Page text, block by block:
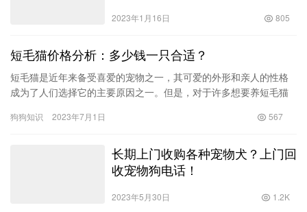
2023年1月16日 805
短毛猫价格分析：多少钱一只合适？
短毛猫是近年来备受喜爱的宠物之一，其可爱的外形和亲人的性格
成为了人们选择它的主要原因之一。但是，对于许多想要养短毛猫
少？ 那…
狗狗知识 2023年7月1日 567
长期上门收购各种宠物犬？上门回
收宠物狗电话！
2023年5月30日 1.2K